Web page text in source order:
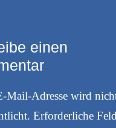
einen
Mail-Adresse wird
Erforderliche